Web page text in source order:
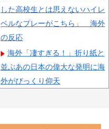
した高校生とは思えないハイレ
ベルなプレーがこちら」 海外
の反応
海外「凄すぎる！」折り紙と
並ぶあの日本の偉大な発明に海
外がびっくり仰天
信中に自殺、Kポップファンか